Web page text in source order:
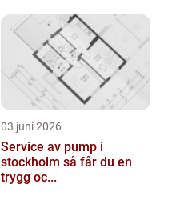
03 juni 2026
Service av pump i
stockholm så får du en
trygg oc...